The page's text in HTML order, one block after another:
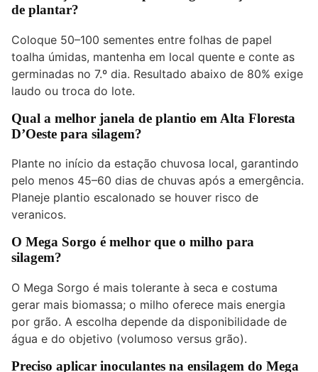
de plantar?
Coloque 50–100 sementes entre folhas de papel
toalha úmidas, mantenha em local quente e conte as
germinadas no 7.º dia. Resultado abaixo de 80% exige
laudo ou troca do lote.
Qual a melhor janela de plantio em Alta Floresta
D’Oeste para silagem?
Plante no início da estação chuvosa local, garantindo
pelo menos 45–60 dias de chuvas após a emergência.
Planeje plantio escalonado se houver risco de
veranicos.
O Mega Sorgo é melhor que o milho para
silagem?
O Mega Sorgo é mais tolerante à seca e costuma
gerar mais biomassa; o milho oferece mais energia
por grão. A escolha depende da disponibilidade de
água e do objetivo (volumoso versus grão).
Preciso aplicar inoculantes na ensilagem do Mega